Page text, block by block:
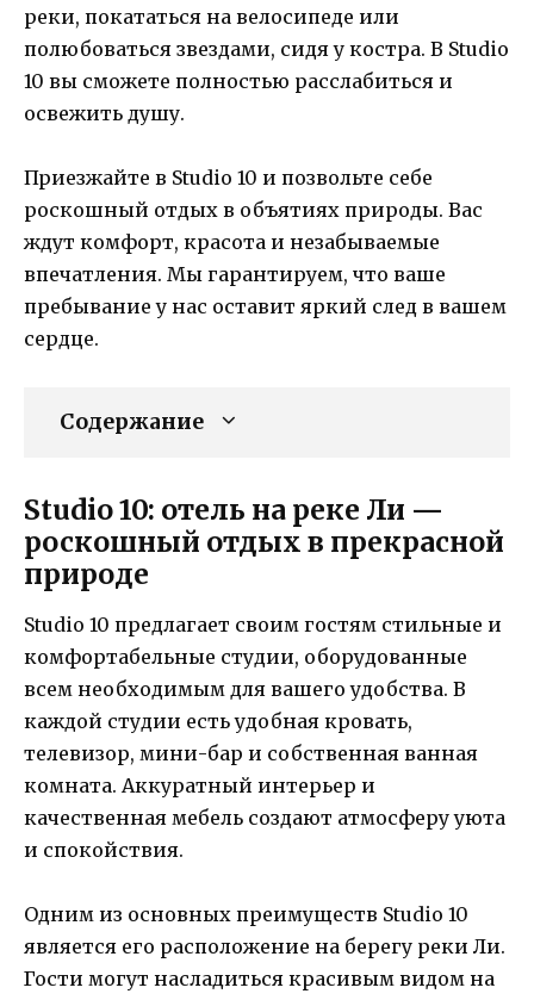
реки, покататься на велосипеде или
полюбоваться звездами, сидя у костра. В Studio
10 вы сможете полностью расслабиться и
освежить душу.
Приезжайте в Studio 10 и позвольте себе
роскошный отдых в объятиях природы. Вас
ждут комфорт, красота и незабываемые
впечатления. Мы гарантируем, что ваше
пребывание у нас оставит яркий след в вашем
сердце.
Содержание
Studio 10: отель на реке Ли —
роскошный отдых в прекрасной
природе
Studio 10 предлагает своим гостям стильные и
комфортабельные студии, оборудованные
всем необходимым для вашего удобства. В
каждой студии есть удобная кровать,
телевизор, мини-бар и собственная ванная
комната. Аккуратный интерьер и
качественная мебель создают атмосферу уюта
и спокойствия.
Одним из основных преимуществ Studio 10
является его расположение на берегу реки Ли.
Гости могут насладиться красивым видом на